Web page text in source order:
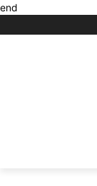
end